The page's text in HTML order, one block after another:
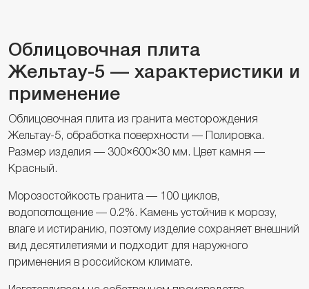
Облицовочная плита
Жельтау-5 — характеристики и
применение
Облицовочная плита из гранита месторождения
Жельтау-5, обработка поверхности — Полировка.
Размер изделия — 300×600×30 мм. Цвет камня —
Красный.
Морозостойкость гранита — 100 циклов,
водопоглощение — 0.2%. Камень устойчив к морозу,
влаге и истиранию, поэтому изделие сохраняет внешний
вид десятилетиями и подходит для наружного
применения в российском климате.